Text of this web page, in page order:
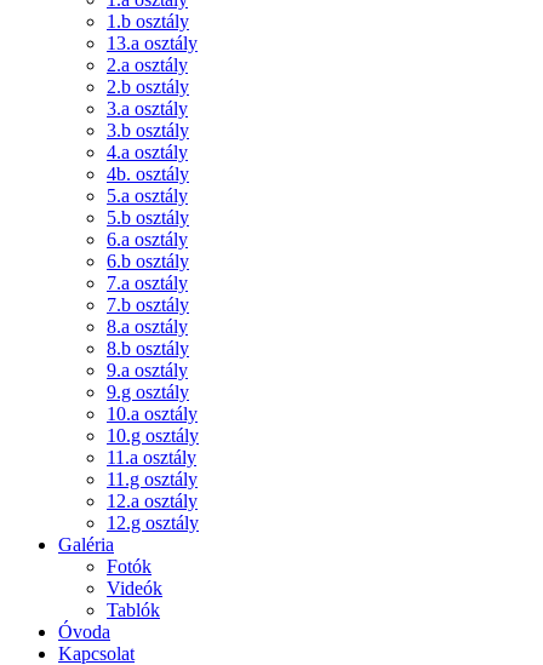
1.b osztály
13.a osztály
2.a osztály
2.b osztály
3.a osztály
3.b osztály
4.a osztály
4b. osztály
5.a osztály
5.b osztály
6.a osztály
6.b osztály
7.a osztály
7.b osztály
8.a osztály
8.b osztály
9.a osztály
9.g osztály
10.a osztály
10.g osztály
11.a osztály
11.g osztály
12.a osztály
12.g osztály
Galéria
Fotók
Videók
Tablók
Óvoda
Kapcsolat